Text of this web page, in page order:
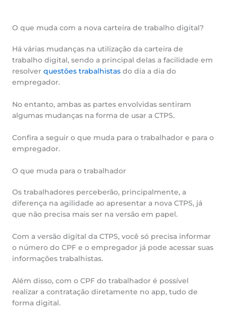
O que muda com a nova carteira de trabalho digital?
Há várias mudanças na utilização da carteira de
trabalho digital, sendo a principal delas a facilidade em
resolver questões trabalhistas do dia a dia do
empregador.
No entanto, ambas as partes envolvidas sentiram
algumas mudanças na forma de usar a CTPS.
Confira a seguir o que muda para o trabalhador e para o
empregador.
O que muda para o trabalhador
Os trabalhadores perceberão, principalmente, a
diferença na agilidade ao apresentar a nova CTPS, já
que não precisa mais ser na versão em papel.
Com a versão digital da CTPS, você só precisa informar
o número do CPF e o empregador já pode acessar suas
informações trabalhistas.
Além disso, com o CPF do trabalhador é possível
realizar a contratação diretamente no app, tudo de
forma digital.